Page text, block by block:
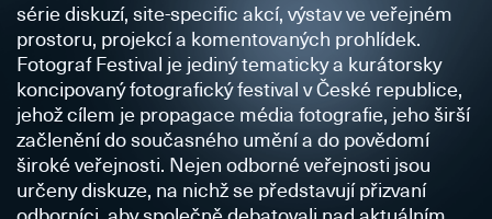
série diskuzí, site-specific akcí, výstav ve veřejném
prostoru, projekcí a komentovaných prohlídek.
Fotograf Festival je jediný tematicky a kurátorsky
koncipovaný fotografický festival v České republice,
jehož cílem je propagace média fotografie, jeho širší
začlenění do současného umění a do povědomí
široké veřejnosti. Nejen odborné veřejnosti jsou
určeny diskuze, na nichž se představují přizvaní